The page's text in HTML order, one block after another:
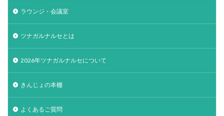
ラウンジ・会議室
ツナガルナルセとは
2026年ツナガルナルセについて
きんじょの本棚
よくあるご質問